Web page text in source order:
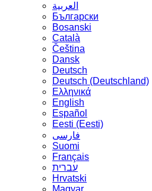
العربية
Български
Bosanski
Сatalà
Čeština
Dansk
Deutsch
Deutsch (Deutschland)
Ελληνικά
English
Español
Eesti (Eesti)
فارسی
Suomi
Français
עברית
Hrvatski
Magyar